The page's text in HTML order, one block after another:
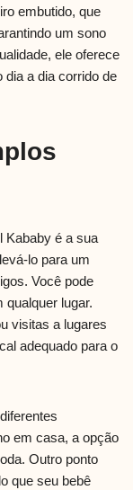
embutido, que
um sono
ele oferece
dia a dia corrido de
Kababy é a sua
lo para um
Você pode
qualquer lugar.
visitas a lugares
adequado para o
em casa, a opção
Outro ponto
que seu bebê